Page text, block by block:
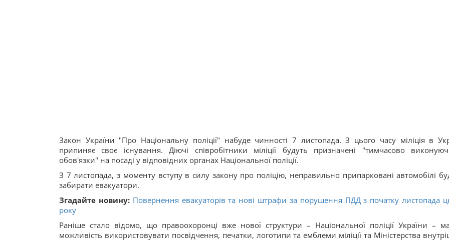
Закон України "Про Національну поліції" набуде чинності 7 листопада. З цього часу міліція в
припиняє своє існування. Діючі співробітники міліції будуть призначені "тимчасово
обов'язки" на посаді у відповідних органах Національної поліції.
З 7 листопада, з моменту вступу в силу закону про поліцію, неправильно припарковані автомобілі
забирати евакуатори.
Згадайте новину: Повернення евакуаторів та нові штрафи за порушення ПДД з початку листопада
року
Раніше стало відомо, що правоохоронці вже нової структури – Національної поліції України –
можливість використовувати посвідчення, печатки, логотипи та емблеми міліції та Міністерства